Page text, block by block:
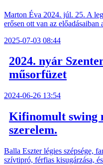
Marton Éva 2024. júl. 25. A
erősen ott van az
2025-07-03 08:44
2024. nyár
műsorfüzet
2024-06-26 13:54
Kifinomult swing
szerelem.
Balla Eszter légies szépsége,
szívtipró, férfias kisugárzása,